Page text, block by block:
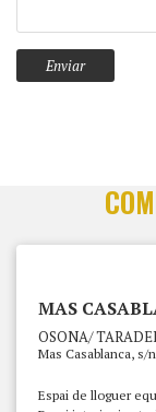
MAS
OSONA/
Mas Casablanca, s/n
Espai de lloguer